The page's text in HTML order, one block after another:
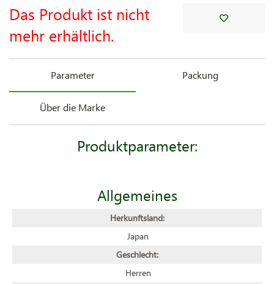
Das Produkt ist nicht
mehr erhältlich.
Parameter Packung
Über die Marke
Produktparameter:
Allgemeines
Herkunftsland:
Japan
Geschlecht:
Herren